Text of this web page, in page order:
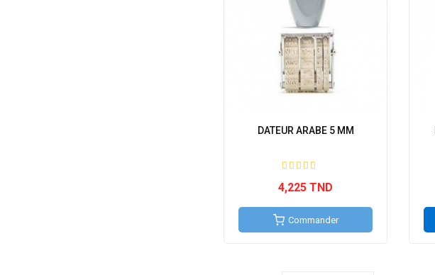
DATEUR ARABE 5 MM
4,225 TND
Commander